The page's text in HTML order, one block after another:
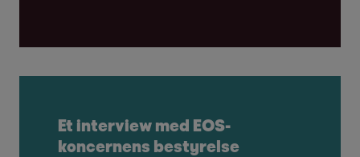
Et interview med EOS-
koncernens bestyrelse